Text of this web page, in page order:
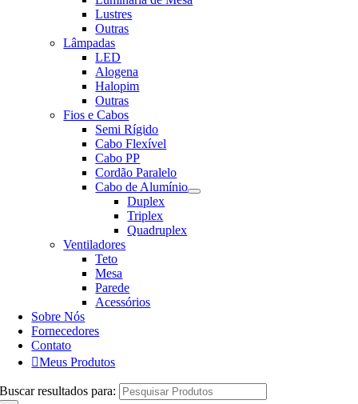
Lustres
Outras
Lâmpadas
LED
Alogena
Halopim
Outras
Fios e Cabos
Semi Rígido
Cabo Flexível
Cabo PP
Cordão Paralelo
Cabo de Alumínio
Duplex
Triplex
Quadruplex
Ventiladores
Teto
Mesa
Parede
Acessórios
Sobre Nós
Fornecedores
Contato
Meus Produtos
Buscar resultados para: